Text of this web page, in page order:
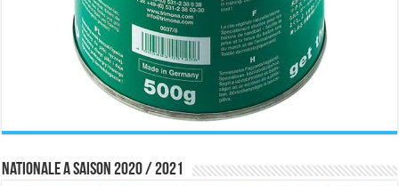
Nationale A saison 2020 / 2021